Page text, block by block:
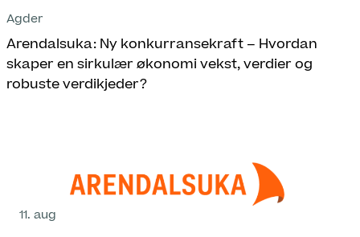
Agder
Arendalsuka: Ny konkurransekraft – Hvordan
skaper en sirkulær økonomi vekst, verdier og
robuste verdikjeder?
11. aug